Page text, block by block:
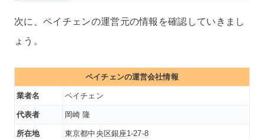
次に、ペイチェンの運営元の情報を確認していきまし
ょう。
ペイチェンの運営会社情報
業者名 ペイチェン
代表者 岡崎 隆
所在地 東京都中央区銀座1-27-8